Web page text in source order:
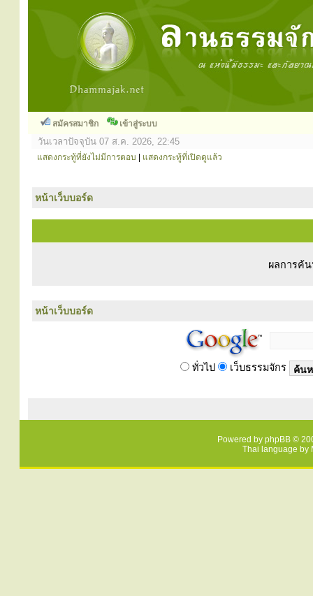
สมัครสมาชิก เข้าสู่ระบบ
วันเวลาปัจจุบัน 07 ส.ค. 2026, 22:45
แสดงกระทู้ที่ยังไม่มีการตอบ แสดงกระทู้ที่เปิดดูแล้ว
หน้าเว็บบอร์ด
ผลการค้
หน้าเว็บบอร์ด
ทั่วไป เว็บธรรมจักร
Powered by phpBB ©
Thai language by